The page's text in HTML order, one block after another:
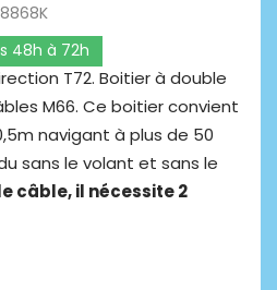
48h à 72h
T72. Boitier à double
M66. Ce boitier convient
navigant à plus de 50
sans le volant et sans le
câble, il nécessite 2